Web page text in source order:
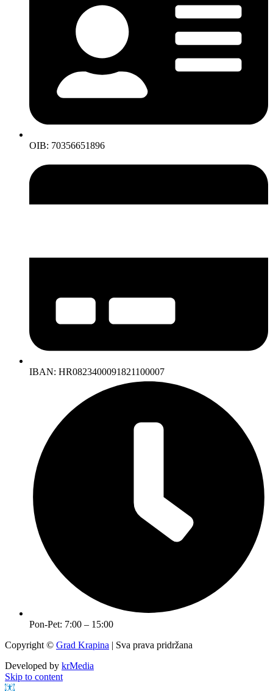
OIB: 70356651896
IBAN: HR0823400091821100007
Pon-Pet: 7:00 – 15:00
Copyright © Grad Krapina | Sva prava pridržana
Developed by krMedia
Skip to content
Open toolbar